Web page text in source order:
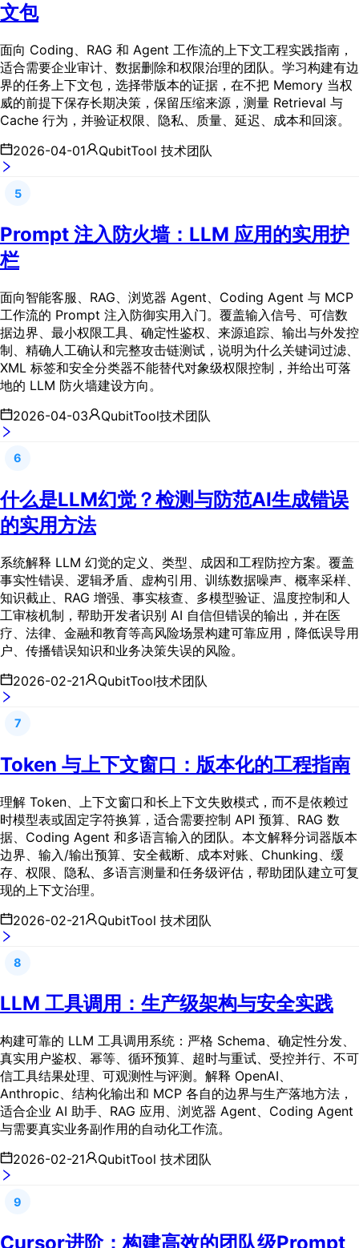
文包
面向 Coding、RAG 和 Agent 工作流的上下文工程实践指南，
适合需要企业审计、数据删除和权限治理的团队。学习构建有边
界的任务上下文包，选择带版本的证据，在不把 Memory 当权
威的前提下保存长期决策，保留压缩来源，测量 Retrieval 与
Cache 行为，并验证权限、隐私、质量、延迟、成本和回滚。
2026-04-01
QubitTool 技术团队
5
Prompt 注入防火墙：LLM 应用的实用护
栏
面向智能客服、RAG、浏览器 Agent、Coding Agent 与 MCP
工作流的 Prompt 注入防御实用入门。覆盖输入信号、可信数
据边界、最小权限工具、确定性鉴权、来源追踪、输出与外发控
制、精确人工确认和完整攻击链测试，说明为什么关键词过滤、
XML 标签和安全分类器不能替代对象级权限控制，并给出可落
地的 LLM 防火墙建设方向。
2026-04-03
QubitTool技术团队
6
什么是LLM幻觉？检测与防范AI生成错误
的实用方法
系统解释 LLM 幻觉的定义、类型、成因和工程防控方案。覆盖
事实性错误、逻辑矛盾、虚构引用、训练数据噪声、概率采样、
知识截止、RAG 增强、事实核查、多模型验证、温度控制和人
工审核机制，帮助开发者识别 AI 自信但错误的输出，并在医
疗、法律、金融和教育等高风险场景构建可靠应用，降低误导用
户、传播错误知识和业务决策失误的风险。
2026-02-21
QubitTool技术团队
7
Token 与上下文窗口：版本化的工程指南
理解 Token、上下文窗口和长上下文失败模式，而不是依赖过
时模型表或固定字符换算，适合需要控制 API 预算、RAG 数
据、Coding Agent 和多语言输入的团队。本文解释分词器版本
边界、输入/输出预算、安全截断、成本对账、Chunking、缓
存、权限、隐私、多语言测量和任务级评估，帮助团队建立可复
现的上下文治理。
2026-02-21
QubitTool 技术团队
8
LLM 工具调用：生产级架构与安全实践
构建可靠的 LLM 工具调用系统：严格 Schema、确定性分发、
真实用户鉴权、幂等、循环预算、超时与重试、受控并行、不可
信工具结果处理、可观测性与评测。解释 OpenAI、
Anthropic、结构化输出和 MCP 各自的边界与生产落地方法，
适合企业 AI 助手、RAG 应用、浏览器 Agent、Coding Agent
与需要真实业务副作用的自动化工作流。
2026-02-21
QubitTool 技术团队
9
Cursor进阶：构建高效的团队级Prompt